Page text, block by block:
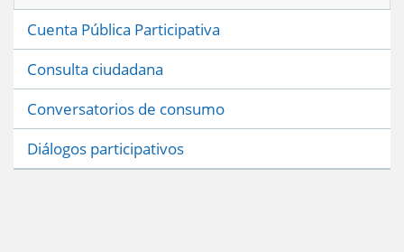
Cuenta Pública Participativa
Consulta ciudadana
Conversatorios de consumo
Diálogos participativos